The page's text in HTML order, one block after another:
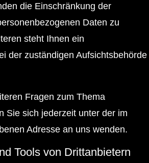
die Einschränkung der
Daten zu
steht Ihnen ein
der zuständigen Aufsichtsbehörde
Fragen zum Thema
Sie sich jederzeit unter der im
Adresse an uns wenden.
Tools von Drittanbietern